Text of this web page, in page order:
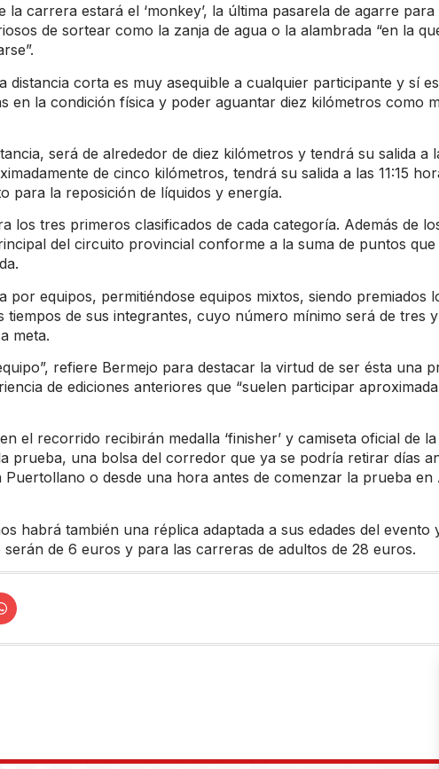
carrera estará el ‘monkey’, la última pasarela de agarre para
de sortear como la zanja de agua o la alambrada “en la
distancia corta es muy asequible a cualquier participante y sí
en la condición física y poder aguantar diez kilómetros como
será de alrededor de diez kilómetros y tendrá su salida a
de cinco kilómetros, tendrá su salida a las 11:15
para la reposición de líquidos y energía.
los tres primeros clasificados de cada categoría. Además de
del circuito provincial conforme a la suma de puntos
por equipos, permitiéndose equipos mixtos, siendo premiados
tiempos de sus integrantes, cuyo número mínimo será de tres
meta.
refiere Bermejo para destacar la virtud de ser ésta una
de ediciones anteriores que “suelen participar
el recorrido recibirán medalla ‘finisher’ y camiseta oficial de
prueba, una bolsa del corredor que ya se podría retirar días
o desde una hora antes de comenzar la prueba en
habrá también una réplica adaptada a sus edades del evento
de 6 euros y para las carreras de adultos de 28 euros.